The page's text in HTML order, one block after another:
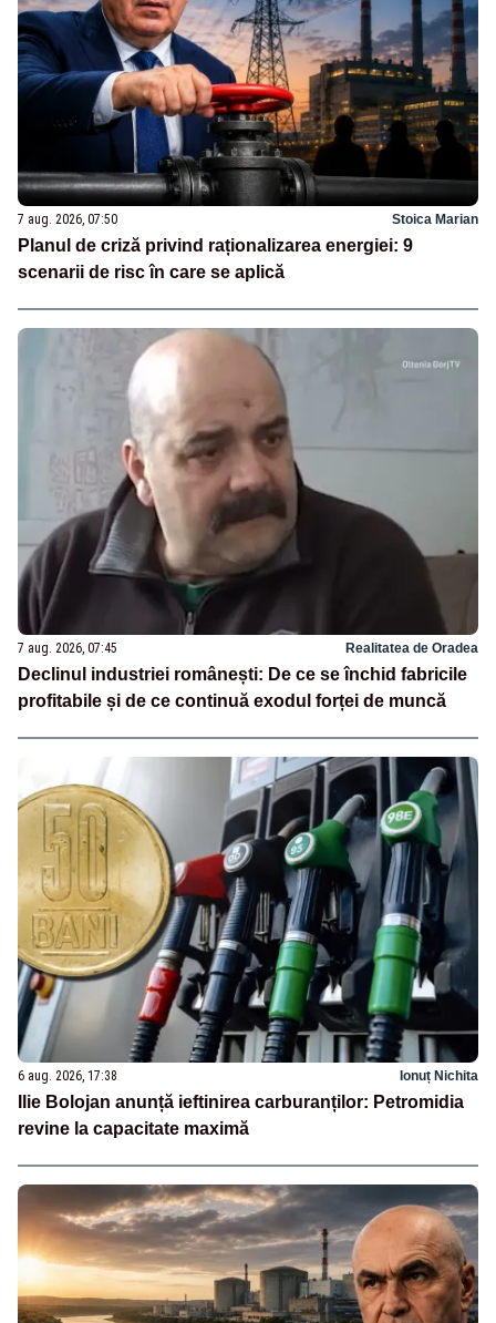
7 aug. 2026, 07:50 Stoica Marian
Planul de criză privind raționalizarea energiei: 9
scenarii de risc în care se aplică
7 aug. 2026, 07:45 Realitatea de Oradea
Declinul industriei românești: De ce se închid fabricile
profitabile și de ce continuă exodul forței de muncă
6 aug. 2026, 17:38 Ionuț Nichita
Ilie Bolojan anunță ieftinirea carburanților: Petromidia
revine la capacitate maximă